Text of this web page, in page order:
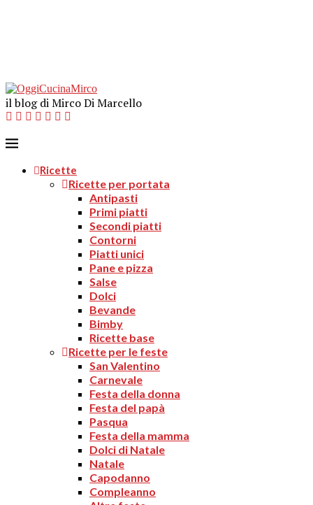
il blog di Mirco Di Marcello
Ricette
Ricette per portata
Antipasti
Primi piatti
Secondi piatti
Contorni
Piatti unici
Pane e pizza
Salse
Dolci
Bevande
Bimby
Ricette base
Ricette per le feste
San Valentino
Carnevale
Festa della donna
Festa del papà
Pasqua
Festa della mamma
Dolci di Natale
Natale
Capodanno
Compleanno